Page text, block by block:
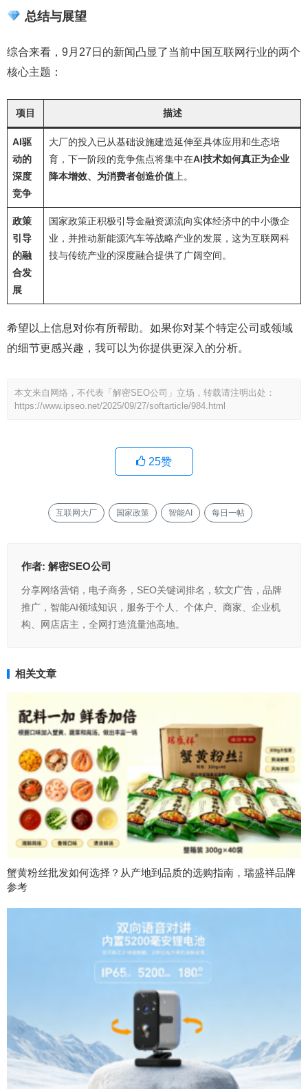
总结与展望
综合来看，9月27日的新闻凸显了当前中国互联网行业的两个
核心主题：
项目 描述
AI驱
动的
深度
竞争
大厂的投入已从基础设施建造延伸至具体应用和生态培
育，下一阶段的竞争焦点将集中在AI技术如何真正为企业
降本增效、为消费者创造价值 上。
政策
引导
的融
合发
展
国家政策正积极引导金融资源流向实体经济中的中小微企
业，并推动新能源汽车等战略产业的发展，这为互联网科
技与传统产业的深度融合提供了广阔空间。
希望以上信息对你有所帮助。如果你对某个特定公司或领域
的细节更感兴趣，我可以为你提供更深入的分析。
本文来自网络，不代表「解密SEO公司」立场，转载请注明出处：
https://www.ipseo.net/2025/09/27/softarticle/984.html
25赞
互联网大厂 国家政策 智能AI 每日一帖
作者: 解密SEO公司
分享网络营销，电子商务，SEO关键词排名，软文广告，品牌
推广，智能AI领域知识，服务于个人、个体户、商家、企业机
构、网店店主，全网打造流量池高地。
相关文章
蟹黄粉丝批发如何选择？从产地到品质的选购指南，瑞盛祥品牌
参考